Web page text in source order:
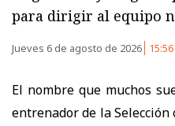
para dirigir al equipo
Jueves 6 de agosto de 2026 15:56
El nombre que muchos
entrenador de la